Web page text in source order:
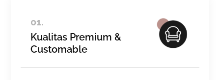
01.
Kualitas Premium &
Customable